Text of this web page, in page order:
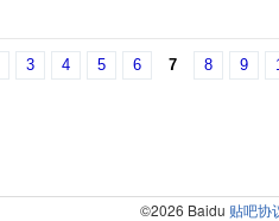
3 4 5 6 7 8 9
©2026 Baidu 贴吧协